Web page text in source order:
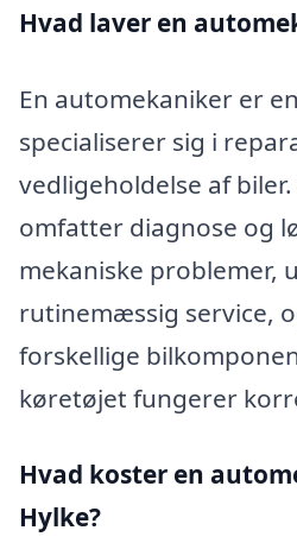
Hvad laver en
En automekaniker er
specialiserer sig i
vedligeholdelse af
omfatter diagnose og
mekaniske problemer,
rutinemæssig service,
forskellige
køretøjet fungerer
Hvad koster en
Hylke?